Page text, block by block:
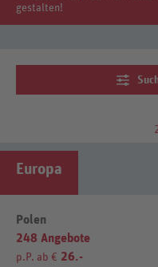
gestalten!
Europa
Polen
248 Angebote
p.P. ab € 26.-